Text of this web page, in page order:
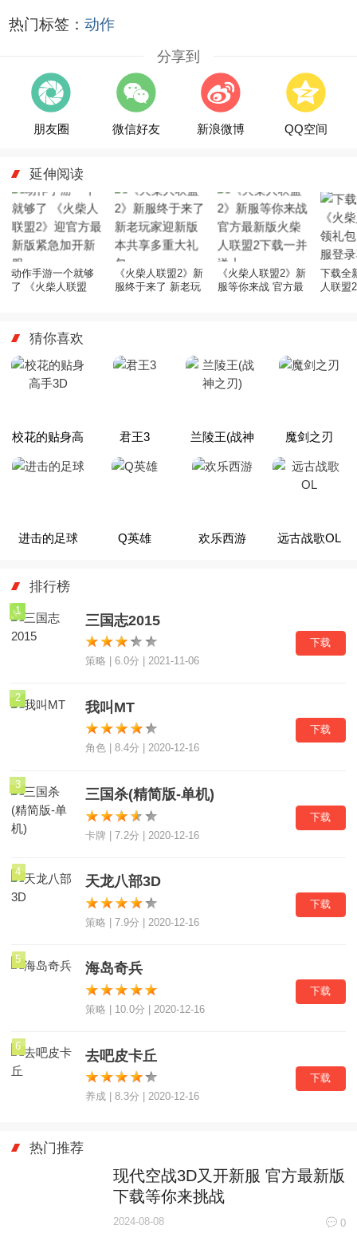
热门标签：动作
分享到
朋友圈 微信好友 新浪微博 QQ空间
延伸阅读
动作手游一个就够
了 《火柴人联盟
《火柴人联盟2》新
服终于来了 新老玩
《火柴人联盟2》新
服等你来战 官方最
下载全
人联盟
猜你喜欢
校花的贴身高
手3D
君王3 兰陵王(战神
之刃)
魔剑之刃
进击的足球 Q英雄 欢乐西游 远古战歌OL
排行榜
1
三国志2015
策略 | 6.0分 | 2021-11-06
下载
2
我叫MT
角色 | 8.4分 | 2020-12-16
下载
3
三国杀(精简版-单机)
卡牌 | 7.2分 | 2020-12-16
下载
4
天龙八部3D
策略 | 7.9分 | 2020-12-16
下载
5
海岛奇兵
策略 | 10.0分 | 2020-12-16
下载
6
去吧皮卡丘
养成 | 8.3分 | 2020-12-16
下载
热门推荐
现代空战3D又开新服 官方最新版
下载等你来挑战
2024-08-08 0